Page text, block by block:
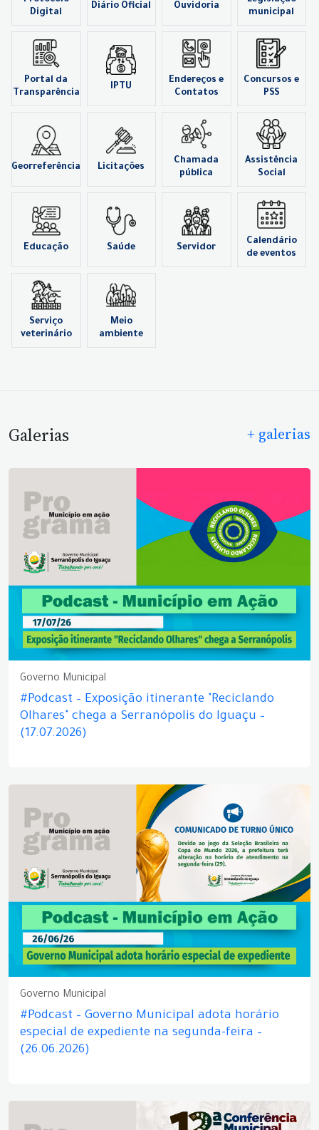
Digital
Diário Oficial Ouvidoria
municipal
Portal da
Transparência
IPTU
Endereços e
Contatos
Concursos e
PSS
Georreferência Licitações
Chamada
pública
Assistência
Social
Educação Saúde Servidor
Calendário
de eventos
Serviço
veterinário
Meio
ambiente
Galerias + galerias
Governo Municipal
#Podcast – Exposição itinerante "Reciclando
Olhares" chega a Serranópolis do Iguaçu –
(17.07.2026)
Governo Municipal
#Podcast – Governo Municipal adota horário
especial de expediente na segunda-feira –
(26.06.2026)